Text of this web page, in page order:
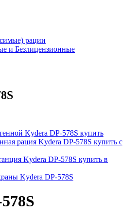
рации
и Безлицензионные